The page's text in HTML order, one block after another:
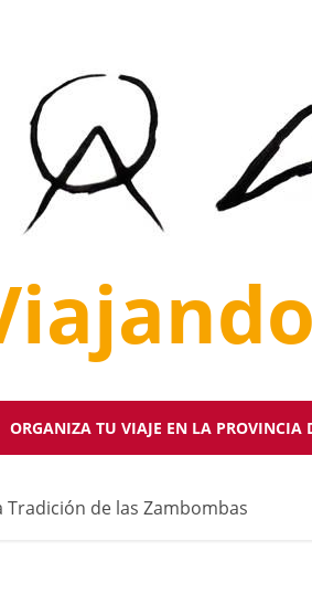
ORGANIZA TU VIAJE EN LA PROVINCIA
Tradición de las Zambombas